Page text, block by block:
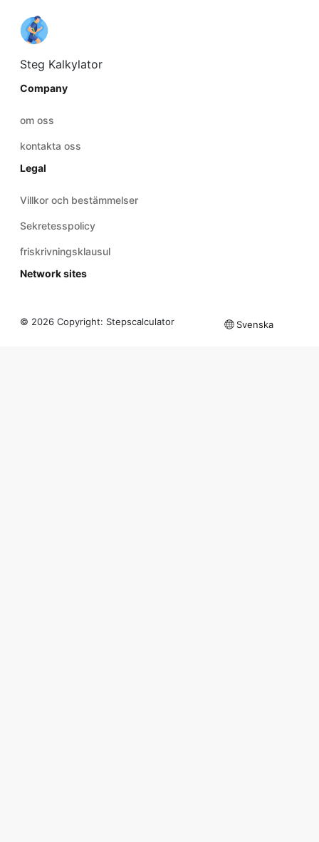
Steg Kalkylator
Company
om oss
kontakta oss
Legal
Villkor och bestämmelser
Sekretesspolicy
friskrivningsklausul
Network sites
© 2026 Copyright: Stepscalculator Svenska